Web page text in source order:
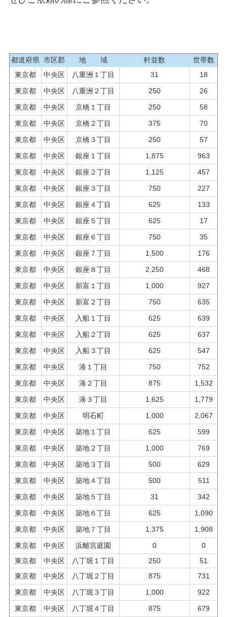
都道府県 市区郡 地 域 軒並数
世帯数
東京都
中央区 八重洲１丁目 31
18
東京都
中央区 八重洲２丁目 250
26
東京都
中央区 京橋１丁目 250
58
東京都
中央区 京橋２丁目 375
70
東京都
中央区 京橋３丁目 250
57
東京都
中央区 銀座１丁目 1,875
963
東京都
中央区 銀座２丁目 1,125
457
東京都
中央区 銀座３丁目 750
227
東京都
中央区 銀座４丁目 625
133
東京都
中央区 銀座５丁目 625
17
東京都
中央区 銀座６丁目 750
35
東京都
中央区 銀座７丁目 1,500
176
東京都
中央区 銀座８丁目 2,250
468
東京都
中央区 新富１丁目 1,000
927
東京都
中央区 新富２丁目 750
635
東京都
中央区 入船１丁目 625
639
東京都
中央区 入船２丁目 625
637
東京都
中央区 入船３丁目 625
547
東京都
中央区 湊１丁目 750
752
東京都
中央区 湊２丁目 875
1,532
東京都
中央区 湊３丁目 1,625
1,779
東京都
中央区 明石町 1,000
2,067
東京都
中央区 築地１丁目 625
599
東京都
中央区 築地２丁目 1,000
769
東京都
中央区 築地３丁目 500
629
東京都
中央区 築地４丁目 500
511
東京都
中央区 築地５丁目 31
342
東京都
中央区 築地６丁目 625
1,090
東京都
中央区 築地７丁目 1,375
1,908
東京都
中央区 浜離宮庭園 0
0
東京都
中央区 八丁堀１丁目 250
51
東京都
中央区 八丁堀２丁目 875
731
東京都
中央区 八丁堀３丁目 1,000
922
東京都
中央区 八丁堀４丁目 875
679